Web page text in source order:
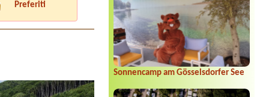
Sonnencamp am Gösselsdorfer See
Preferiti